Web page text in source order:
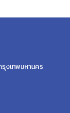
รุงเทพมหานคร